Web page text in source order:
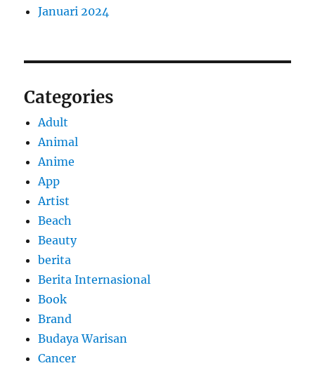
Januari 2024
Categories
Adult
Animal
Anime
App
Artist
Beach
Beauty
berita
Berita Internasional
Book
Brand
Budaya Warisan
Cancer